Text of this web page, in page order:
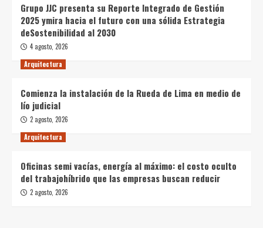
Grupo JJC presenta su Reporte Integrado de Gestión
2025 ymira hacia el futuro con una sólida Estrategia
deSostenibilidad al 2030
4 agosto, 2026
Arquitectura
Comienza la instalación de la Rueda de Lima en medio de
lío judicial
2 agosto, 2026
Arquitectura
Oficinas semi vacías, energía al máximo: el costo oculto
del trabajohíbrido que las empresas buscan reducir
2 agosto, 2026